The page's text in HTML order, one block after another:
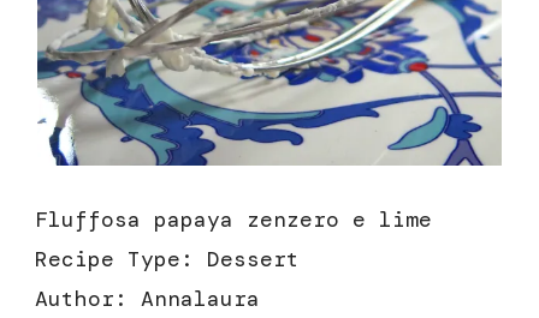
Fluffosa papaya zenzero e lime
Recipe Type : Dessert
Author: Annalaura